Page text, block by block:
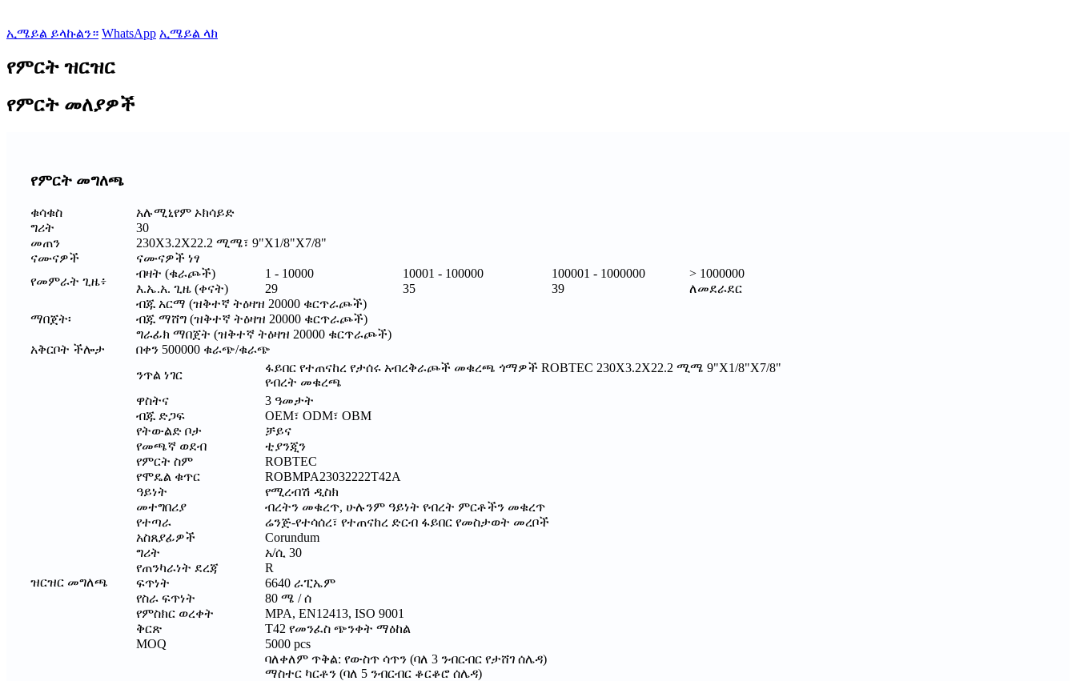
ኢሜይል ይላኩልን። WhatsApp ኢሜይል ላክ
የምርት ዝርዝር
የምርት መለያዎች
የምርት መግለጫ
ቁሳቁስ
አሉሚኒየም ኦክሳይድ
ግሪት
30
መጠን
230X3.2X22.2 ሚሜ፣ 9"X1/8"X7/8"
ናሙናዎች
ናሙናዎች ነፃ
የመምራት ጊዜ፥
ብዛት (ቁራጮች) 1 - 10000 10001 - 100000 100001 - 1000000
> 1000000
እ.ኤ.አ. ጊዜ (ቀናት)
29 35 39 ለመደራደር
ማበጀት፡
ብጁ አርማ (ዝቅተኛ ትዕዛዝ 20000 ቁርጥራጮች)
ብጁ ማሸግ (ዝቅተኛ ትዕዛዝ 20000 ቁርጥራጮች)
ግራፊክ ማበጀት (ዝቅተኛ ትዕዛዝ 20000 ቁርጥራጮች)
አቅርቦት ችሎታ
በቀን 500000 ቁራጭ/ቁራጭ
ዝርዝር መግለጫ
ንጥል ነገር
ፋይበር የተጠናከረ የታሰሩ አብረቅራጮች መቁረጫ ጎማዎች ROBTEC 230X3.2X22.2 ሚሜ 9"X1/8"X7/8"
የብረት መቁረጫ
ዋስትና
3 ዓመታት
ብጁ ድጋፍ
OEM፣ ODM፣ OBM
የትውልድ ቦታ
ቻይና
የመጫኛ ወደብ
ቲያንጂን
የምርት ስም
ROBTEC
የሞዴል ቁጥር
ROBMPA23032222T42A
ዓይነት
የሚረብሽ ዲስክ
መተግበሪያ
ብረትን መቁረጥ, ሁሉንም ዓይነት የብረት ምርቶችን መቁረጥ
የተጣራ
ሬንጅ-የተሳሰረ፣ የተጠናከረ ድርብ ፋይበር የመስታወት መረቦች
አስጸያፊዎች
Corundum
ግሪት
አ/ሲ 30
የጠንካራነት ደረጃ
R
ፍጥነት
6640 ራፒኤም
የስራ ፍጥነት
80 ሜ / ሰ
የምስክር ወረቀት
MPA, EN12413, ISO 9001
ቅርጽ
T42 የመንፈስ ጭንቀት ማዕከል
MOQ
5000 pcs
ባለቀለም ጥቅል: የውስጥ ሳጥን (ባለ 3 ንብርብር የታሸገ ሰሌዳ)
ማስተር ካርቶን (ባለ 5 ንብርብር ቆርቆሮ ሰሌዳ)